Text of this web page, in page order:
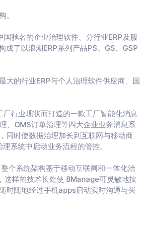
。
驰名的企业治理软件、分行业ERP及服
了以浪潮ERP系列产品PS、GS、GSP
大的行业ERP与个人治理软件供应商、国
行业现状而打造的一款工厂智能化消息
、OMS订单治理等四大企业业务消息系
同时使数据治理加长到互联网与移动商
系统中启动业务流程的管控。
个系统架构基于移动互联网和一体化治
这样的技术长处使 8Manage可灵敏地按
时随地经过手机apps启动实时沟通与买